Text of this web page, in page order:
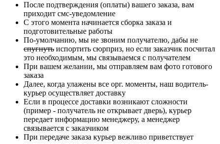
После подтверждения (оплаты) вашего заказа, вам
приходит смс-уведомление
С этого момента начинается сборка заказа и
подготовительные работы
По-умолчанию, мы не звоним получателю, дабы не
спугнуть испортить сюрприз, но если заказчик посчитал
это необходимым, мы связываемся с получателем
При вашем желании, мы отправляем вам фото готового
заказа
Далее, когда улажены все орг. моменты, наш водитель-
курьер осуществляет доставку
Если в процессе доставки возникают сложности
(пример - получатель не открывает дверь), курьер
передает информацию менеджеру, а менеджер
связывается с заказчиком
При передаче заказа курьер вежливо приветствует